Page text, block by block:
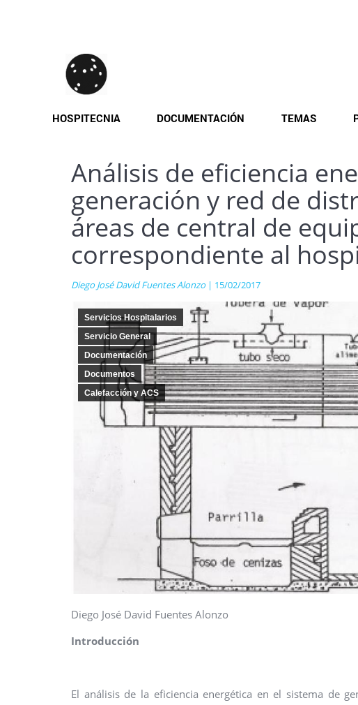
HOSPITECNIA DOCUMENTACIÓN TEMAS
Análisis de eficiencia
generación y red de
áreas de central de
correspondiente al
Diego José David Fuentes Alonzo| 15/02/2017
Servicios Hospitalarios
Servicio General
Documentación
Documentos
Calefacción y ACS
Diego José David Fuentes Alonzo
Introducción
El análisis de la eficiencia energética en el sistema de